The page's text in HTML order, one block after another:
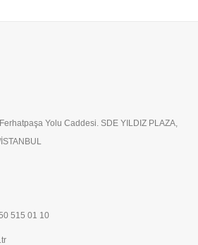
Yolu Caddesi. SDE YILDIZ PLAZA,
515 01 10